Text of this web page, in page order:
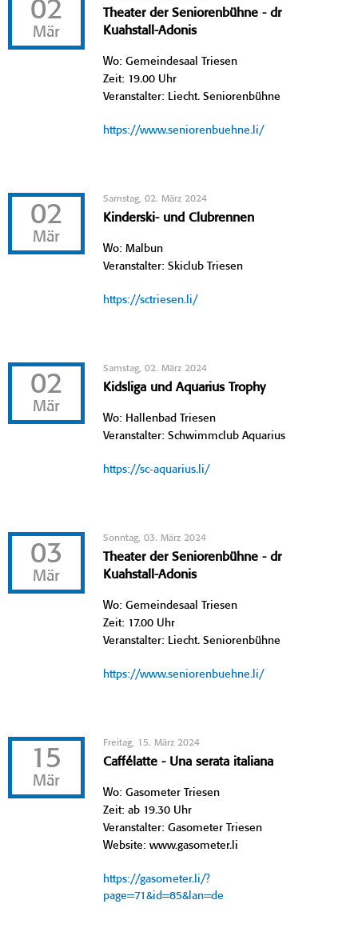
02
Mär
Theater der Seniorenbühne - dr
Kuahstall-Adonis
Wo: Gemeindesaal Triesen
Zeit: 19.00 Uhr
Veranstalter: Liecht. Seniorenbühne
https://www.seniorenbuehne.li/
02
Mär
Samstag, 02. März 2024
Kinderski- und Clubrennen
Wo: Malbun
Veranstalter: Skiclub Triesen
https://sctriesen.li/
02
Mär
Samstag, 02. März 2024
Kidsliga und Aquarius Trophy
Wo: Hallenbad Triesen
Veranstalter: Schwimmclub Aquarius
https://sc-aquarius.li/
03
Mär
Sonntag, 03. März 2024
Theater der Seniorenbühne - dr
Kuahstall-Adonis
Wo: Gemeindesaal Triesen
Zeit: 17.00 Uhr
Veranstalter: Liecht. Seniorenbühne
https://www.seniorenbuehne.li/
15
Mär
Freitag, 15. März 2024
Caffélatte - Una serata italiana
Wo: Gasometer Triesen
Zeit: ab 19.30 Uhr
Veranstalter: Gasometer Triesen
Website: www.gasometer.li
https://gasometer.li/?
page=71&id=85&lan=de